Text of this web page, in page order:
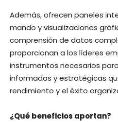
Además, ofrecen paneles
mando y visualizaciones
comprensión de datos
proporcionan a los líderes
instrumentos necesarios
informadas y estratégicas
rendimiento y el éxito
¿Qué beneficios aportan?